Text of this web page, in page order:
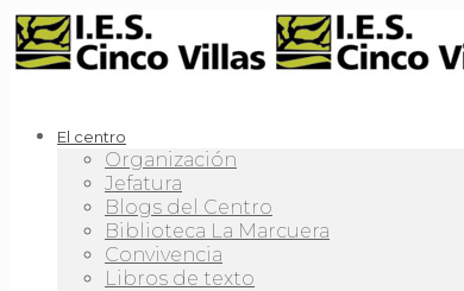
El centro
Organización
Jefatura
Blogs del Centro
Biblioteca La Marcuera
Convivencia
Libros de texto